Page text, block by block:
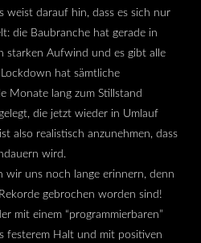
weist darauf hin, dass es sich nur
die Baubranche hat gerade in
starken Aufwind und es gibt alle
hat sämtliche
Monate lang zum Stillstand
die jetzt wieder in Umlauf
also realistisch anzunehmen, dass
wird.
wir uns noch lange erinnern, denn
gebrochen worden sind!
mit einem “programmierbaren”
festerem Halt und mit positiven